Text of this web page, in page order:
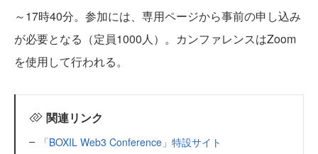
～17時40分。参加には、専用ページから事前の申し込み
が必要となる（定員1000人）。カンファレンスはZoom
を使用して行われる。
関連リンク
「BOXIL Web3 Conference」特設サイト